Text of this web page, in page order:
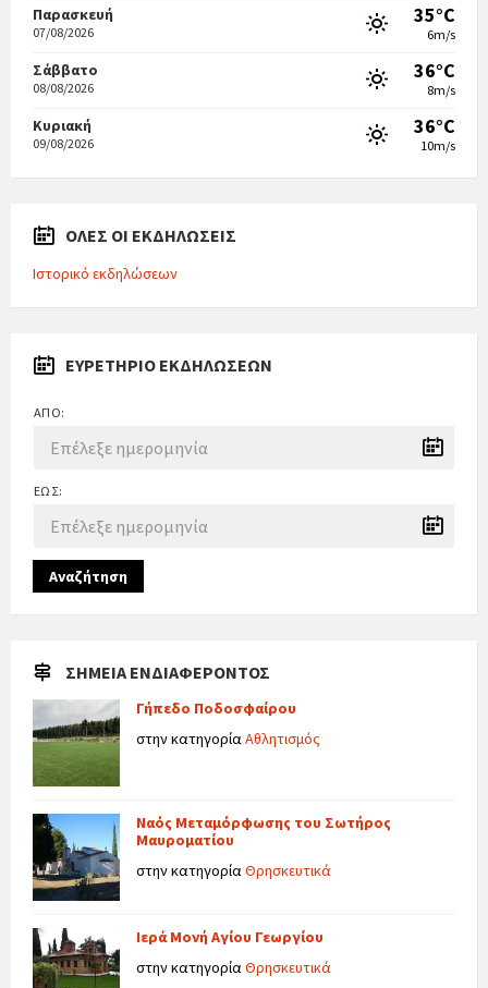
Παρασκευή
07/08/2026
35°C
6m/s
Σάββατο
08/08/2026
36°C
8m/s
Κυριακή
09/08/2026
36°C
10m/s
ΟΛΕΣ ΟΙ ΕΚΔΗΛΩΣΕΙΣ
Ιστορικό εκδηλώσεων
ΕΥΡΕΤΉΡΙΟ ΕΚΔΗΛΏΣΕΩΝ
ΑΠΌ:
ΈΩΣ:
Αναζήτηση
ΣΗΜΕΊΑ ΕΝΔΙΑΦΈΡΟΝΤΟΣ
Γήπεδο Ποδοσφαίρου
στην κατηγορίαΑθλητισμός
Ναός Μεταμόρφωσης του Σωτήρος
Μαυροματίου
στην κατηγορίαΘρησκευτικά
Ιερά Μονή Αγίου Γεωργίου
στην κατηγορίαΘρησκευτικά